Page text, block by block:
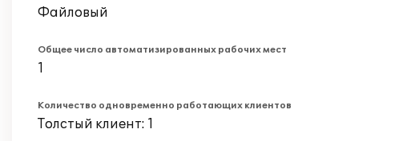
Файловый
Общее число автоматизированных рабочих мест
1
Количество одновременно работающих клиентов
Толстый клиент: 1